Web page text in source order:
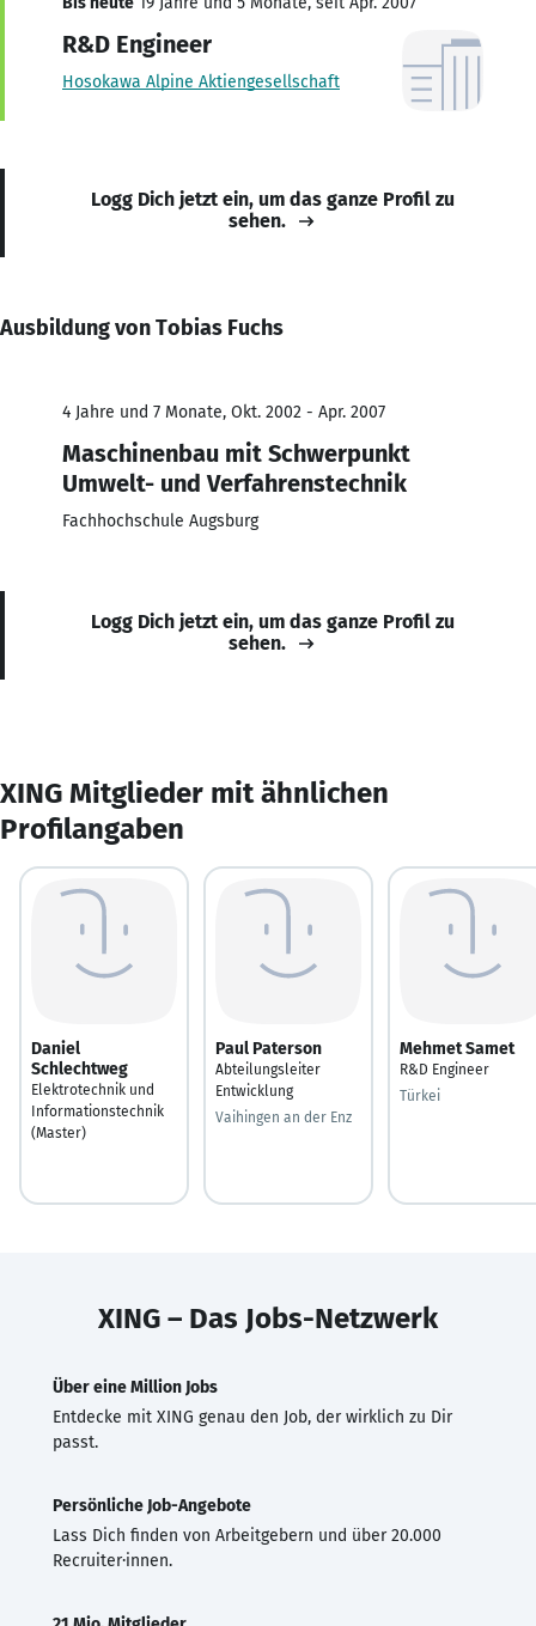
R&D Engineer
Hosokawa Alpine Aktiengesellschaft
Logg Dich jetzt ein, um das ganze Profil zu
sehen.
Ausbildung von Tobias Fuchs
4 Jahre und 7 Monate, Okt. 2002 - Apr. 2007
Maschinenbau mit Schwerpunkt
Umwelt- und Verfahrenstechnik
Fachhochschule Augsburg
Logg Dich jetzt ein, um das ganze Profil zu
sehen.
XING Mitglieder mit ähnlichen
Profilangaben
Daniel
Schlechtweg
Elektrotechnik und
Informationstechnik
(Master)
Paul Paterson
Abteilungsleiter
Entwicklung
Vaihingen an der Enz
Mehmet Samet
R&D Engineer
Türkei
XING – Das Jobs-Netzwerk
Über eine Million Jobs
Entdecke mit XING genau den Job, der wirklich zu Dir
passt.
Persönliche Job-Angebote
Lass Dich finden von Arbeitgebern und über 20.000
Recruiter·innen.